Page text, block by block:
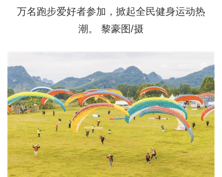
万名跑步爱好者参加，掀起全民健身运动热
潮。 黎豪图/摄